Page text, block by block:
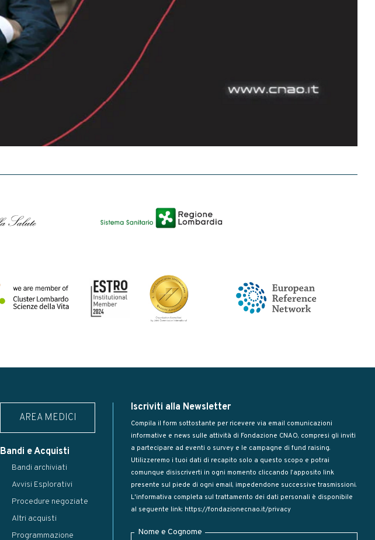
AREA MEDICI
Bandi e Acquisti
Bandi archiviati
Avvisi Esplorativi
Procedure negoziate
Altri acquisti
Programmazione
Iscriviti alla Newsletter
Compila il form sottostante per ricevere via email comunicazioni
informative e news sulle attività di Fondazione CNAO, compresi gli inviti
a partecipare ad eventi o survey e le campagne di fund raising.
Utilizzeremo i tuoi dati di recapito solo a questo scopo e potrai
comunque disiscriverti in ogni momento cliccando l’apposito link
presente sul piede di ogni email, impedendone successive trasmissioni.
L'informativa completa sul trattamento dei dati personali è disponibile
al seguente link: https://fondazionecnao.it/privacy
Nome e Cognome